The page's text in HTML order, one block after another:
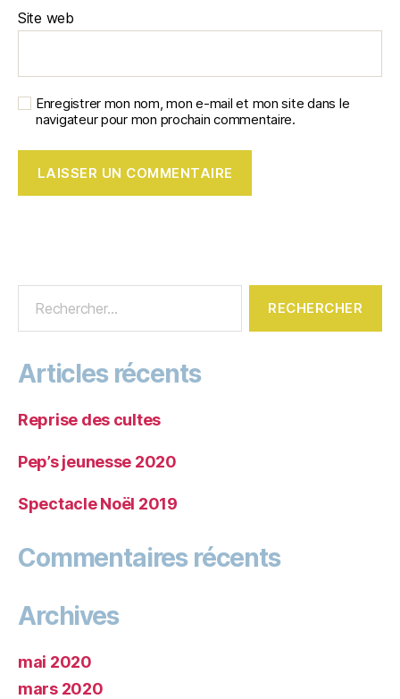
Site web
Enregistrer mon nom, mon e-mail et mon site dans le
navigateur pour mon prochain commentaire.
Articles récents
Reprise des cultes
Pep’s jeunesse 2020
Spectacle Noël 2019
Commentaires récents
Archives
mai 2020
mars 2020